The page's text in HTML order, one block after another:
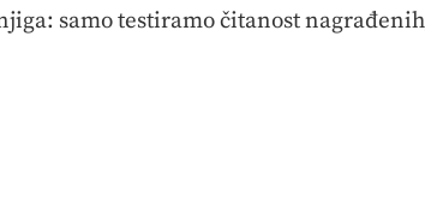
samo testiramo čitanost